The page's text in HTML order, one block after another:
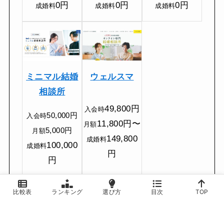
成婚料0円 成婚料0円 成婚料0円
ミニマル結婚
相談所
入会時50,000円
月額5,000円
成婚料100,000
円
ウェルスマ
入会時49,800円
月額11,800円〜
成婚料149,800
円
比較表 ランキング 選び方 目次 TOP